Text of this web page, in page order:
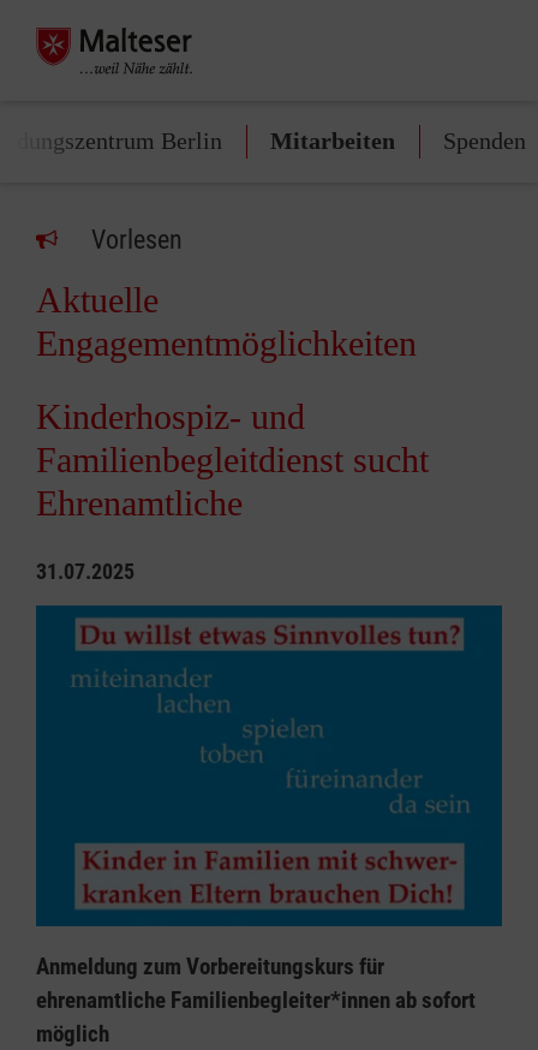
Berlin Mitarbeiten Spenden
Vorlesen
Aktuelle
Engagementmöglichkeiten
Kinderhospiz- und
Familienbegleitdienst sucht
Ehrenamtliche
31.07.2025
Anmeldung zum Vorbereitungskurs für
ehrenamtliche Familienbegleiter*innen ab sofort
möglich